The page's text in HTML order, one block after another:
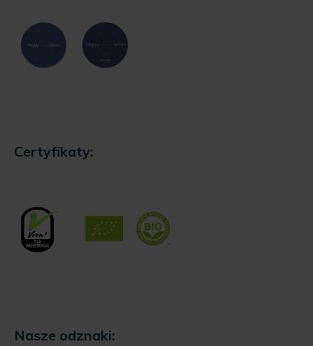
Certyfikaty:
Nasze odznaki: